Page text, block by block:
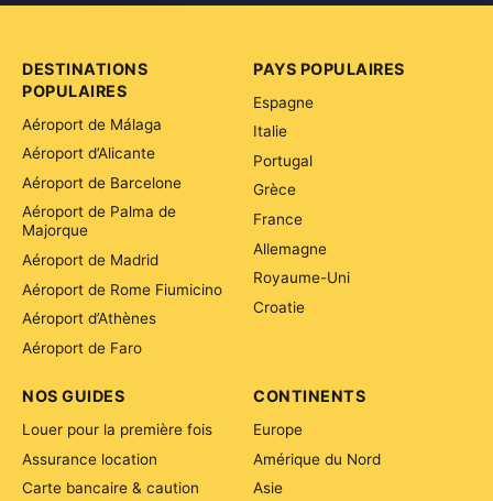
DESTINATIONS
POPULAIRES
Aéroport de Málaga
Aéroport d’Alicante
Aéroport de Barcelone
Aéroport de Palma de
Majorque
Aéroport de Madrid
Aéroport de Rome Fiumicino
Aéroport d’Athènes
Aéroport de Faro
PAYS POPULAIRES
Espagne
Italie
Portugal
Grèce
France
Allemagne
Royaume-Uni
Croatie
CONTINENTS
Europe
Amérique du Nord
Asie
NOS GUIDES
Louer pour la première fois
Assurance location
Carte bancaire & caution